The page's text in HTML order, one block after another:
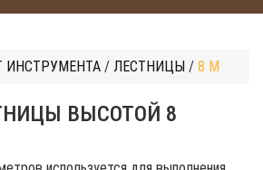
ИНСТРУМЕНТА / ЛЕСТНИЦЫ / 8 М
ВЫСОТОЙ 8